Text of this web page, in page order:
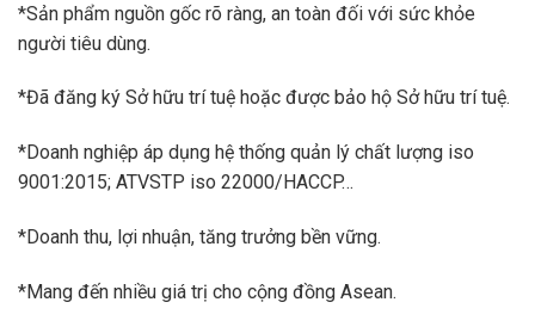
*Sản phẩm nguồn gốc rõ ràng, an toàn đối với sức khỏe
người tiêu dùng.
*Đã đăng ký Sở hữu trí tuệ hoặc được bảo hộ Sở hữu trí tuệ.
*Doanh nghiệp áp dụng hệ thống quản lý chất lượng iso
9001:2015; ATVSTP iso 22000/HACCP…
*Doanh thu, lợi nhuận, tăng trưởng bền vững.
*Mang đến nhiều giá trị cho cộng đồng Asean.